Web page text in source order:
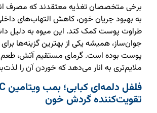
برخی متخصصان تغذیه معتقدند که مصرف
به بهبود جریان خون، کاهش التهاب‌های
طراوت پوست کمک کند. این میوه به دلیل
جوان‌ساز، همیشه یکی از بهترین گزینه‌ها
پوست بوده است. گرمای مستقیم آتش، طعم
ملایم‌تری به انار می‌دهد که خوردن آن را
تقویت‌کننده گردش خون